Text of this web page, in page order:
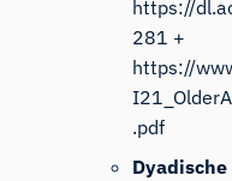
https://
281 +
https://
.pdf